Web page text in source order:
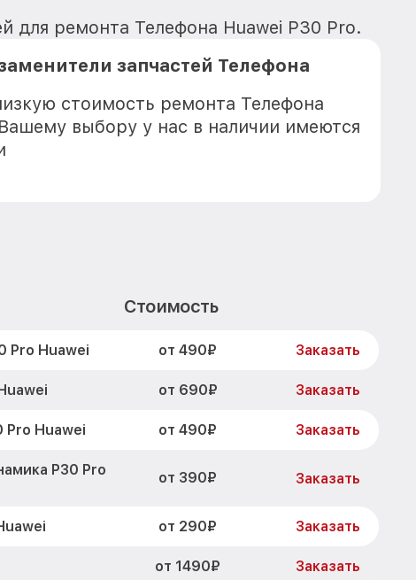
для ремонта Телефона Huawei P30 Pro.
запчастей Телефона
стоимость ремонта Телефона
выбору у нас в наличии имеются
Стоимость
Pro Huawei от 490₽ Заказать
от 690₽ Заказать
Pro Huawei от 490₽ Заказать
P30 Pro
от 390₽ Заказать
от 290₽ Заказать
от 1490₽ Заказать